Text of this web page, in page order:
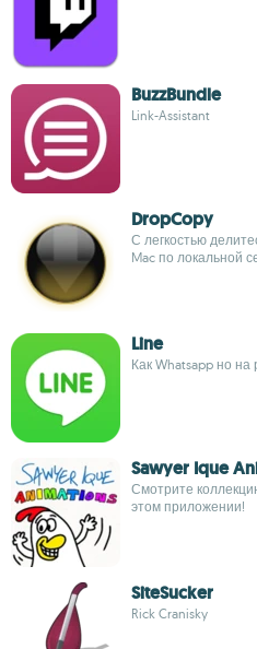
BuzzBundle
Link-Assistant
DropCopy
С легкостью
Mac по локальной
Line
Как Whatsapp но
Sawyer Ique
Смотрите
этом приложении!
SiteSucker
Rick Cranisky